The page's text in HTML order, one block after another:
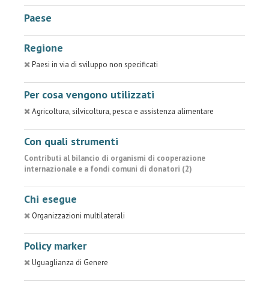
Paese
Regione
Paesi in via di sviluppo non specificati
Per cosa vengono utilizzati
Agricoltura, silvicoltura, pesca e assistenza alimentare
Con quali strumenti
Contributi al bilancio di organismi di cooperazione
internazionale e a fondi comuni di donatori (2)
Chi esegue
Organizzazioni multilaterali
Policy marker
Uguaglianza di Genere